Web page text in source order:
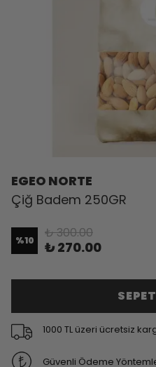
EGEO NORTE
Çiğ Badem 250GR
%10 ₺ 300.00
₺ 270.00
1000 TL üzeri ücretsiz
Güvenli Ödeme